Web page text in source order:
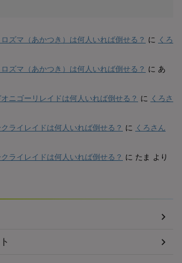
ロズマ（あかつき）は何人いれば倒せる？ に くろ
ロズマ（あかつき）は何人いれば倒せる？ に あ
オニゴーリレイドは何人いれば倒せる？ に くろさ
クライレイドは何人いれば倒せる？ に くろさん
クライレイドは何人いれば倒せる？ に たま より